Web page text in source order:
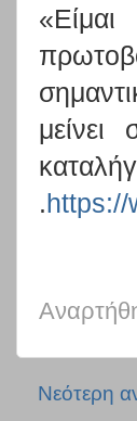
.
Νεότερη